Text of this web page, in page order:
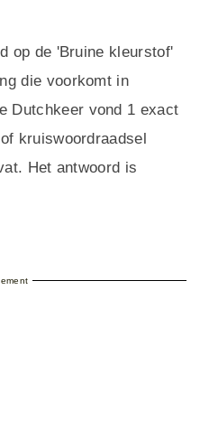
op de 'Bruine kleurstof'
die voorkomt in
Dutchkeer vond 1 exact
kruiswoordraadsel
Het antwoord is